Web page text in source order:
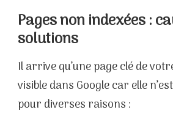
Pages non indexées :
solutions
Il arrive qu’une page clé de
visible dans Google car elle
pour diverses raisons :